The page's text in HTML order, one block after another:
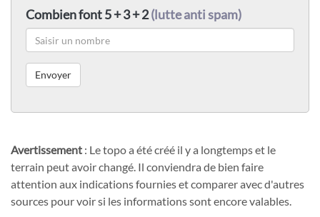
Combien font 5 + 3 + 2(lutte anti spam)
Avertissement : Le topo a été créé il y a longtemps et le
terrain peut avoir changé. Il conviendra de bien faire
attention aux indications fournies et comparer avec d'autres
sources pour voir si les informations sont encore valables.